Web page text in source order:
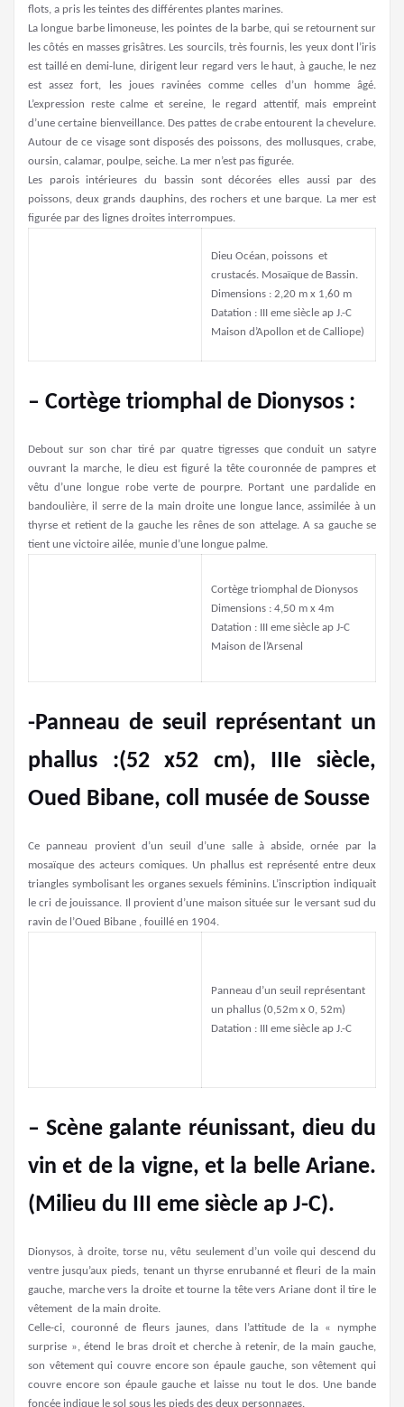
flots, a pris les teintes des différentes plantes marines.
La longue barbe limoneuse, les pointes de la barbe, qui se retournent sur
les côtés en masses grisâtres. Les sourcils, très fournis, les yeux dont l’iris
est taillé en demi-lune, dirigent leur regard vers le haut, à gauche, le nez
est assez fort, les joues ravinées comme celles d’un homme âgé.
L’expression reste calme et sereine, le regard attentif, mais empreint
d’une certaine bienveillance. Des pattes de crabe entourent la chevelure.
Autour de ce visage sont disposés des poissons, des mollusques, crabe,
oursin, calamar, poulpe, seiche. La mer n’est pas figurée.
Les parois intérieures du bassin sont décorées elles aussi par des
poissons, deux grands dauphins, des rochers et une barque. La mer est
figurée par des lignes droites interrompues.
Dieu Océan, poissons et
crustacés. Mosaïque de Bassin.
Dimensions : 2,20 m x 1,60 m
Datation : III eme siècle ap J.-C
Maison d’Apollon et de Calliope)
– Cortège triomphal de Dionysos :
Debout sur son char tiré par quatre tigresses que conduit un satyre
ouvrant la marche, le dieu est figuré la tête couronnée de pampres et
vêtu d’une longue robe verte de pourpre. Portant une pardalide en
bandoulière, il serre de la main droite une longue lance, assimilée à un
thyrse et retient de la gauche les rênes de son attelage. A sa gauche se
tient une victoire ailée, munie d’une longue palme.
Cortège triomphal de Dionysos
Dimensions : 4,50 m x 4m
Datation : III eme siècle ap J-C
Maison de l’Arsenal
-Panneau de seuil représentant un
phallus :(52 x52 cm), IIIe siècle,
Oued Bibane, coll musée de Sousse
Ce panneau provient d’un seuil d’une salle à abside, ornée par la
mosaïque des acteurs comiques. Un phallus est représenté entre deux
triangles symbolisant les organes sexuels féminins. L’inscription indiquait
le cri de jouissance. Il provient d’une maison située sur le versant sud du
ravin de l’Oued Bibane , fouillé en 1904.
Panneau d’un seuil représentant
un phallus (0,52m x 0, 52m)
Datation : III eme siècle ap J.-C
– Scène galante réunissant, dieu du
vin et de la vigne, et la belle Ariane.
(Milieu du III eme siècle ap J-C).
Dionysos, à droite, torse nu, vêtu seulement d’un voile qui descend du
ventre jusqu’aux pieds, tenant un thyrse enrubanné et fleuri de la main
gauche, marche vers la droite et tourne la tête vers Ariane dont il tire le
vêtement de la main droite.
Celle-ci, couronné de fleurs jaunes, dans l’attitude de la « nymphe
surprise », étend le bras droit et cherche à retenir, de la main gauche,
son vêtement qui couvre encore son épaule gauche, son vêtement qui
couvre encore son épaule gauche et laisse nu tout le dos. Une bande
foncée indique le sol sous les pieds des deux personnages.